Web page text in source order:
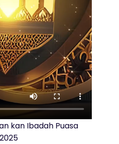
kan Ibadah Puasa